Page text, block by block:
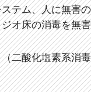
テム、人に無害
オ床の消毒を無
（二酸化塩素系消